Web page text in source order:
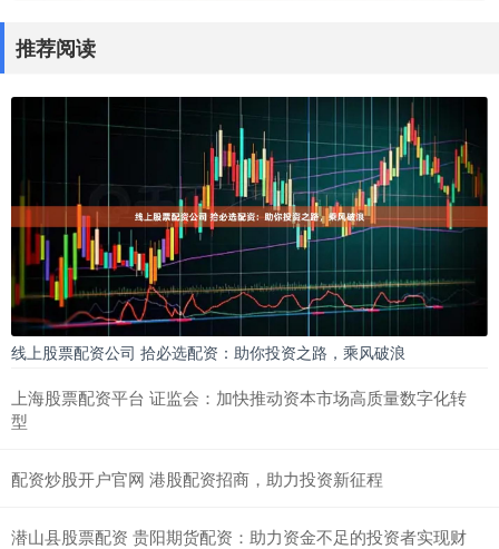
推荐阅读
线上股票配资公司 拾必选配资：助你投资之路，乘风破浪
上海股票配资平台 证监会：加快推动资本市场高质量数字化转
型
配资炒股开户官网 港股配资招商，助力投资新征程
潜山县股票配资 贵阳期货配资：助力资金不足的投资者实现财